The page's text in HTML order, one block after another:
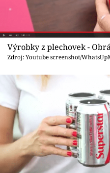
Výrobky z plechovek -
Zdroj: Youtube screenshot/